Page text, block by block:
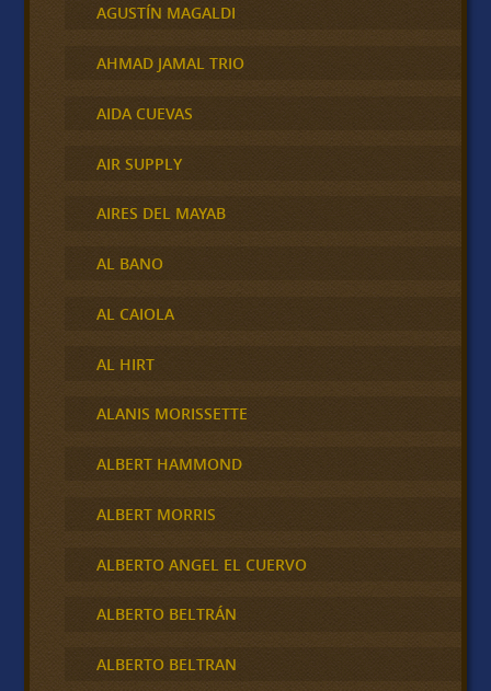
AGUSTÍN MAGALDI
AHMAD JAMAL TRIO
AIDA CUEVAS
AIR SUPPLY
AIRES DEL MAYAB
AL BANO
AL CAIOLA
AL HIRT
ALANIS MORISSETTE
ALBERT HAMMOND
ALBERT MORRIS
ALBERTO ANGEL EL CUERVO
ALBERTO BELTRÁN
ALBERTO BELTRAN